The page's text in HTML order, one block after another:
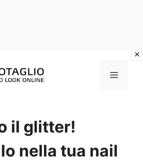
Menu
il glitter!
nella tua nail